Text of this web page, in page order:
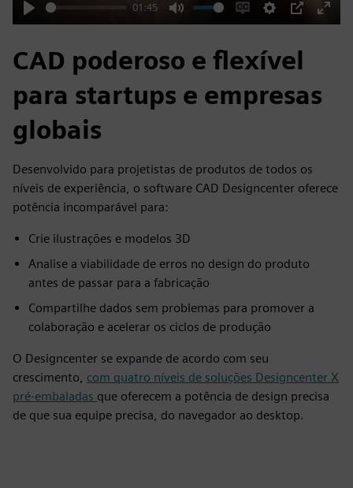
Play
01:45
Mute
EnableSettings
PIP
Enter
CAD poderoso e flexível
para startups e empresas
globais
Desenvolvido para projetistas de produtos de todos os
níveis de experiência, o software CAD Designcenter oferece
potência incomparável para:
Crie ilustrações e modelos 3D
Analise a viabilidade de erros no design do produto
antes de passar para a fabricação
Compartilhe dados sem problemas para promover a
colaboração e acelerar os ciclos de produção
O Designcenter se expande de acordo com seu
crescimento, com quatro níveis de soluções Designcenter X
pré-embaladas que oferecem a potência de design precisa
de que sua equipe precisa, do navegador ao desktop.